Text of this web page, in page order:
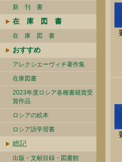
新 刊 書
在 庫 図 書
在 庫 図 書
おすすめ
アレクシエーヴィチ著作集
在庫図書
2023年度ロシア各種書籍賞受
賞作品
ロシアの絵本
ロシア語学習書
総記
出版・文献目録・図書館